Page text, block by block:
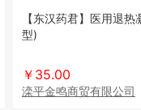
【东汉药君】医用退热
型)
￥35.00
滦平金鸣商贸有限公司